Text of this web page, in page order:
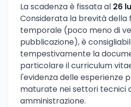
La scadenza è fissata al 26
Considerata la brevità della
temporale (poco meno di
pubblicazione), è
tempestivamente la
particolare il curriculum
l'evidenza delle esperienze
maturate nei settori tecnici
amministrazione.